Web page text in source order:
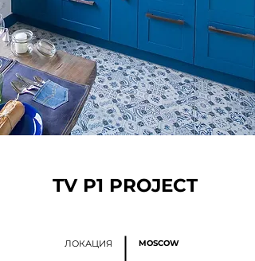
TV P1 PROJECT
ЛОКАЦИЯ MOSCOW